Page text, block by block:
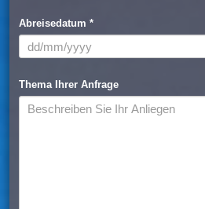
Abreisedatum *
Thema Ihrer Anfrage